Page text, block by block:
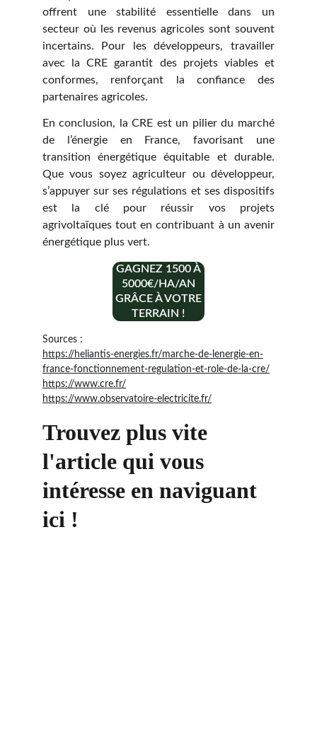
offrent une stabilité essentielle dans un
secteur où les revenus agricoles sont souvent
incertains. Pour les développeurs, travailler
avec la CRE garantit des projets viables et
conformes, renforçant la confiance des
partenaires agricoles.
En conclusion, la CRE est un pilier du marché
de l’énergie en France, favorisant une
transition énergétique équitable et durable.
Que vous soyez agriculteur ou développeur,
s’appuyer sur ses régulations et ses dispositifs
est la clé pour réussir vos projets
agrivoltaïques tout en contribuant à un avenir
énergétique plus vert.
GAGNEZ 1500 À
5000€/HA/AN
GRÂCE À VOTRE
TERRAIN !
Sources :
https://heliantis-energies.fr/marche-de-lenergie-en-
france-fonctionnement-regulation-et-role-de-la-cre/
https://www.cre.fr/
https://www.observatoire-electricite.fr/
Trouvez plus vite
l'article qui vous
intéresse en naviguant
ici !